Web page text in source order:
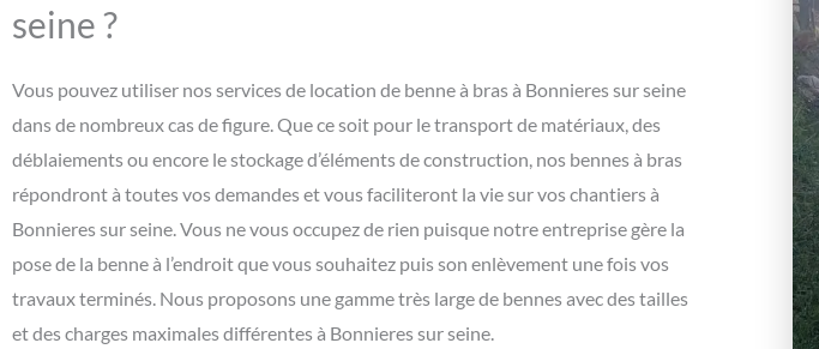
seine ?
Vous pouvez utiliser nos services de location de benne à bras à Bonnieres sur seine
dans de nombreux cas de figure. Que ce soit pour le transport de matériaux, des
déblaiements ou encore le stockage d’éléments de construction, nos bennes à bras
répondront à toutes vos demandes et vous faciliteront la vie sur vos chantiers à
Bonnieres sur seine. Vous ne vous occupez de rien puisque notre entreprise gère la
pose de la benne à l’endroit que vous souhaitez puis son enlèvement une fois vos
travaux terminés. Nous proposons une gamme très large de bennes avec des tailles
et des charges maximales différentes à Bonnieres sur seine.